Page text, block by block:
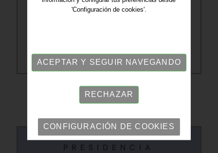
(Presidenta)
Comité ejecutivo
PRESIDENCIA
'Configuración de cookies'.
ACEPTAR Y SEGUIR NAVEGANDO
RECHAZAR
CONFIGURACIÓN DE COOKIES